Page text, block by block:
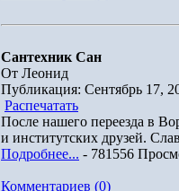
Сантехник Сан
От Леонид
Публикация: Сентябрь 17,
Распечатать
После нашего переезда в
и институтских друзей.
Подробнее... - 781556
Комментариев (0)